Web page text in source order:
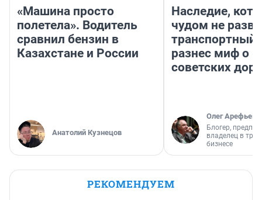
«Машина просто
полетела». Водитель
сравнил бензин в
Казахстане и России
Анатолий Кузнецов
Наследие,
чудом не
транспортный
разнес миф о
советских
Олег Арефьев
Блогер,
владелец в
бизнесе
РЕКОМЕНДУЕМ